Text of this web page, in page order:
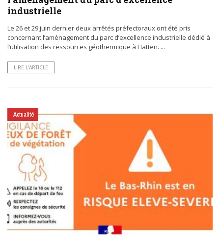
industrielle
Le 26 et 29 juin dernier deux arrêtés préfectoraux ont été pris
concernant l’aménagement du parc d’excellence industrielle dédié à
l’utilisation des ressources géothermique à Hatten. ...
LIRE L’ARTICLE
Actualité